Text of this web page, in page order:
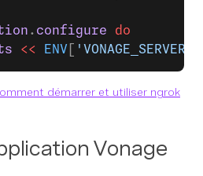
. configure do
<< ENV
démarrer et utiliser ngrok
Vonage